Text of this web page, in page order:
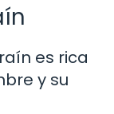
es rica
y su